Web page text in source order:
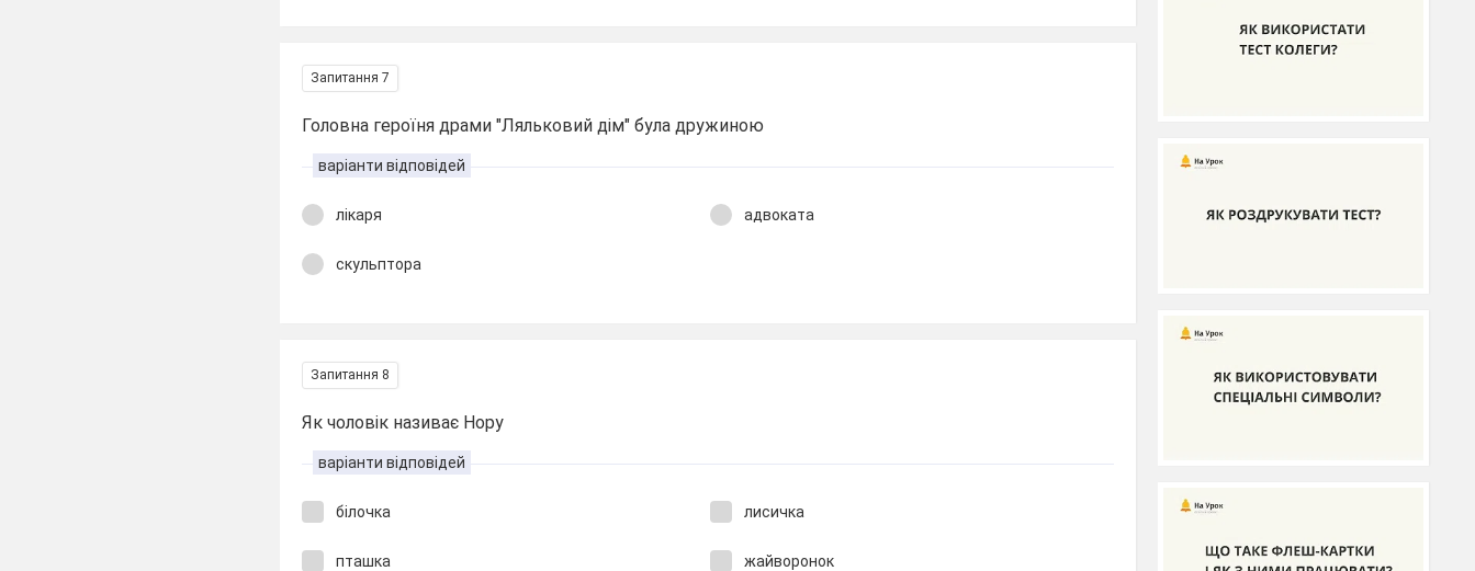
Запитання 7
Головна героїня драми "Ляльковий дім" була дружиною
варіанти відповідей
лікаря адвоката
скульптора
Запитання 8
Як чоловік називає Нору
варіанти відповідей
білочка лисичка
пташка жайворонок